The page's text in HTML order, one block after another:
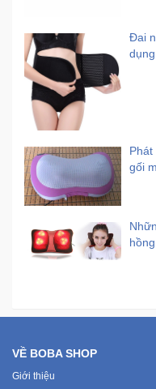
Đai
gối
VỀ BOBA SHOP
Giới thiệu